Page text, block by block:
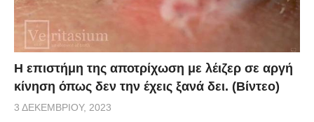
Η επιστήμη της αποτρίχωση με λέιζερ σε αργή
κίνηση όπως δεν την έχεις ξανά δει. (Βίντεο)
3 ΔΕΚΕΜΒΡΊΟΥ, 2023